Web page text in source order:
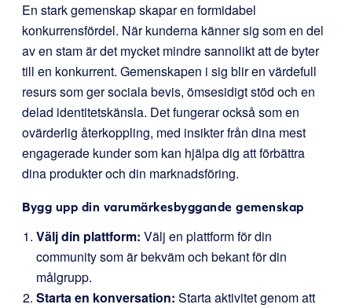
En stark gemenskap skapar en formidabel
konkurrensfördel. När kunderna känner sig som en del
av en stam är det mycket mindre sannolikt att de byter
till en konkurrent. Gemenskapen i sig blir en värdefull
resurs som ger sociala bevis, ömsesidigt stöd och en
delad identitetskänsla. Det fungerar också som en
ovärderlig återkoppling, med insikter från dina mest
engagerade kunder som kan hjälpa dig att förbättra
dina produkter och din marknadsföring.
Bygg upp din varumärkesbyggande gemenskap
Välj din plattform: Välj en plattform för din
community som är bekväm och bekant för din
målgrupp.
Starta en konversation: Starta aktivitet genom att